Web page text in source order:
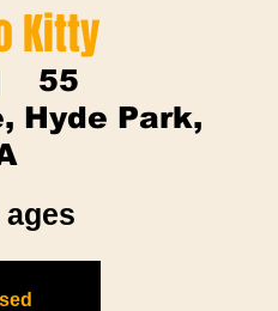
Kitty
55
Hyde Park,